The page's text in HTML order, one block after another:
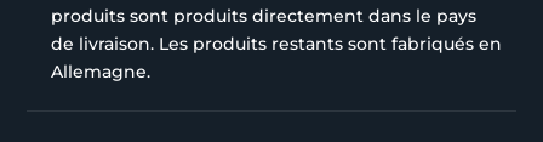
produits sont produits directement dans le pays
de livraison. Les produits restants sont fabriqués en
Allemagne.